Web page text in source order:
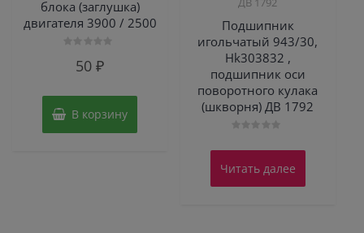
блока (заглушка)
двигателя 3900 / 2500
50₽
В корзину
Подшипник
игольчатый 943/30,
Hk303832 ,
подшипник оси
поворотного кулака
(шкворня) ДВ 1792
0
5
Читать далее